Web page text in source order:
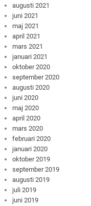
augusti 2021
juni 2021
maj 2021
april 2021
mars 2021
januari 2021
oktober 2020
september 2020
augusti 2020
juni 2020
maj 2020
april 2020
mars 2020
februari 2020
januari 2020
oktober 2019
september 2019
augusti 2019
juli 2019
juni 2019